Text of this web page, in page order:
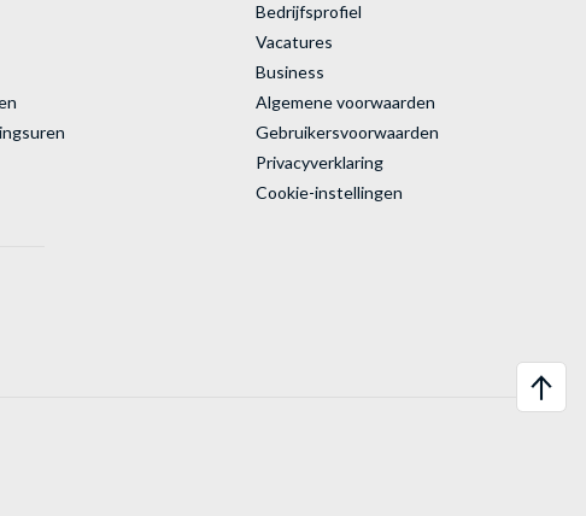
Bedrijfsprofiel
Vacatures
Business
Algemene voorwaarden
Gebruikersvoorwaarden
Privacyverklaring
Cookie-instellingen